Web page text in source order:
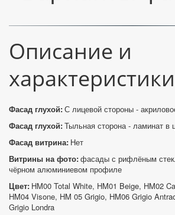
Описание и
характеристики
Фасад глухой: С лицевой стороны -
Фасад глухой: Тыльная сторона - ламинат в
Фасад витрина: Нет
Витрины на фото: фасады с рифлёным
чёрном алюминиевом профиле
Цвет: HM00 Total White, HM01 Beige, HM02
HM04 Visone, HM 05 Grigio, HM06 Grigio
Grigio Londra